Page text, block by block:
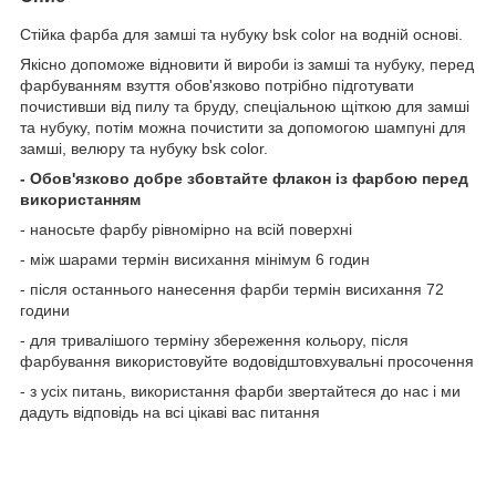
Стійка фарба для замші та нубуку bsk color на водній основі.
Якісно допоможе відновити й вироби із замші та нубуку, перед
фарбуванням взуття обов'язково потрібно підготувати
почистивши від пилу та бруду, спеціальною щіткою для замші
та нубуку, потім можна почистити за допомогою шампуні для
замші, велюру та нубуку bsk color.
- Обов'язково добре збовтайте флакон із фарбою перед
використанням
- наносьте фарбу рівномірно на всій поверхні
- між шарами термін висихання мінімум 6 годин
- після останнього нанесення фарби термін висихання 72
години
- для тривалішого терміну збереження кольору, після
фарбування використовуйте водовідштовхувальні просочення
- з усіх питань, використання фарби звертайтеся до нас і ми
дадуть відповідь на всі цікаві вас питання